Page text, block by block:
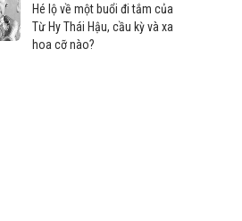
Hé lộ về một buổi đi tắm của
Từ Hy Thái Hậu, cầu kỳ và xa
hoa cỡ nào?